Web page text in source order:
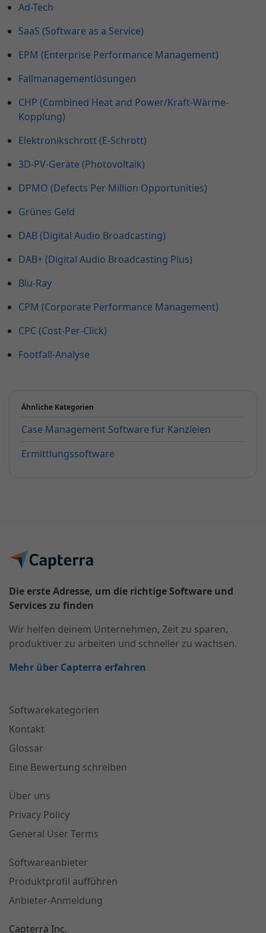
Ad-Tech
SaaS (Software as a Service)
EPM (Enterprise Performance Management)
Fallmanagementlösungen
CHP (Combined Heat and Power/Kraft-Wärme-
Kopplung)
Elektronikschrott (E-Schrott)
3D-PV-Geräte (Photovoltaik)
DPMO (Defects Per Million Opportunities)
Grünes Geld
DAB (Digital Audio Broadcasting)
DAB+ (Digital Audio Broadcasting Plus)
Blu-Ray
CPM (Corporate Performance Management)
CPC (Cost-Per-Click)
Footfall-Analyse
Ähnliche Kategorien
Case Management Software für Kanzleien
Ermittlungssoftware
Die erste Adresse, um die richtige Software und
Services zu finden
Wir helfen deinem Unternehmen, Zeit zu sparen,
produktiver zu arbeiten und schneller zu wachsen.
Mehr über Capterra erfahren
Softwarekategorien
Kontakt
Glossar
Eine Bewertung schreiben
Über uns
Privacy Policy
General User Terms
Softwareanbieter
Produktprofil aufführen
Anbieter-Anmeldung
Capterra Inc.